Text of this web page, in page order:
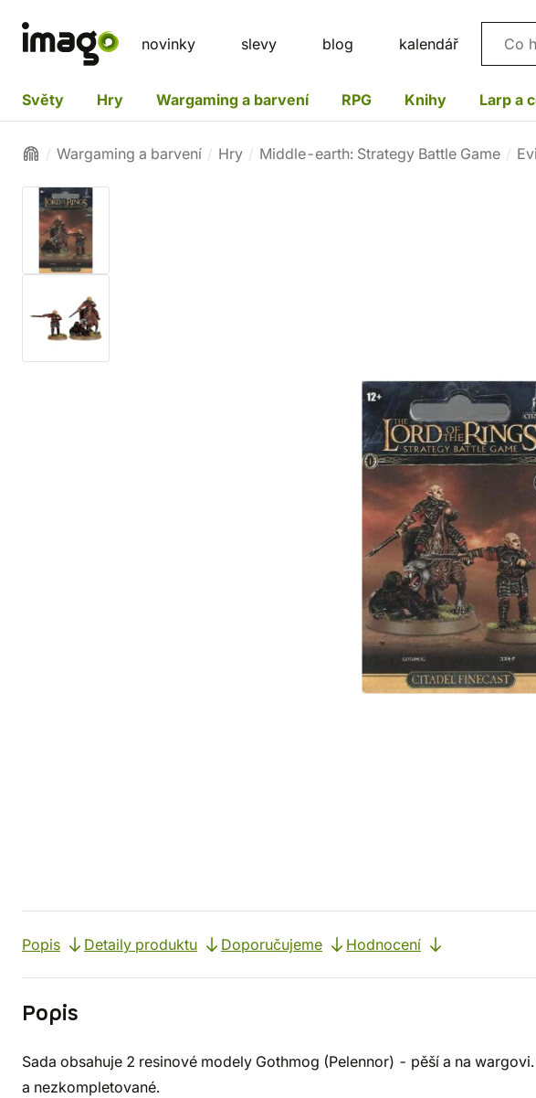
novinky slevy blog kalendář
Světy Hry Wargaming a barvení RPG Knihy Larp a
Wargaming a barvení Hry Middle-earth: Strategy Battle Game
Popis Detaily produktu Doporučujeme Hodnocení
Popis
Sada obsahuje 2 resinové modely Gothmog (Pelennor) - pěší a na
a nezkompletované.